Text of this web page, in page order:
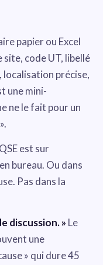
papier ou Excel
site, code UT, libellé
précise,
une mini-
ne le fait pour un
est sur
bureau. Ou dans
Pas dans la
discussion. » Le
une
» qui dure 45